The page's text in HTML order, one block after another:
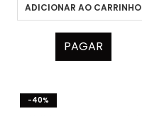
ADICIONAR AO CARRINHO
PAGAR
-40%